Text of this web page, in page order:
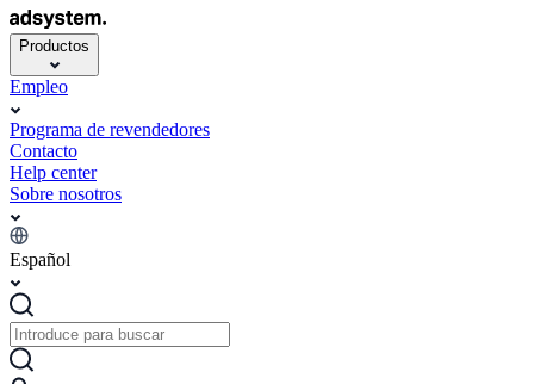
Productos
Empleo
Programa de revendedores
Contacto
Help center
Sobre nosotros
Español